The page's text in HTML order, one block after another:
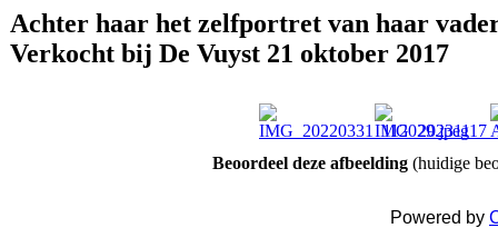
Achter haar het zelfportret van haar
Verkocht bij De Vuyst 21 oktober 2017
Beoordeel deze afbeelding (huidige
Powered by